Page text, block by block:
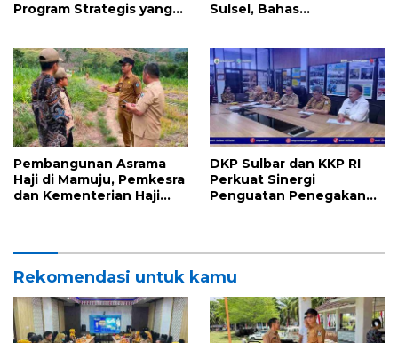
Program Strategis yang
Sulsel, Bahas
Pembangunan Asrama
Haji di Mamuju, Pemkesra
dan Kementerian Haji
DKP Sulbar dan KKP RI
Perkuat Sinergi
Penguatan Penegakan
Investasi Berkelanjutan
dan Perlindungan
Rekomendasi untuk kamu